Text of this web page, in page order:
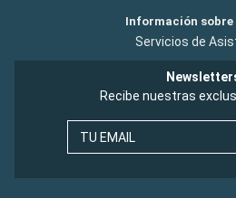
Información
Servicios de
Recibe nuestras
TU EMAIL